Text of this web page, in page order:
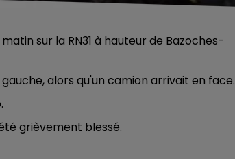
sur la RN31 à hauteur de Bazoches-
alors qu'un camion arrivait en face.
grièvement blessé.